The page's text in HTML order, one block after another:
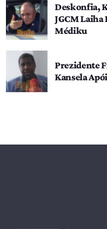
Deskonfia,
JGCM Laiha
Médiku
Prezidente
Kansela